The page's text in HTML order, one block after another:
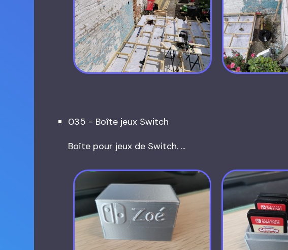
035 - Boîte jeux Switch
Boîte pour jeux de Switch. ...